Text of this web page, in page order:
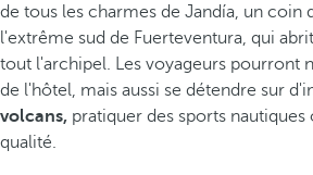
de tous les charmes de Jandía, un coin
l'extrême sud de Fuerteventura, qui
tout l'archipel. Les voyageurs pourront
de l'hôtel, mais aussi se détendre sur
volcans, pratiquer des sports
qualité.